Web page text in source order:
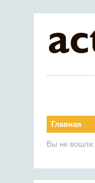
Главная
Вы не вошли.